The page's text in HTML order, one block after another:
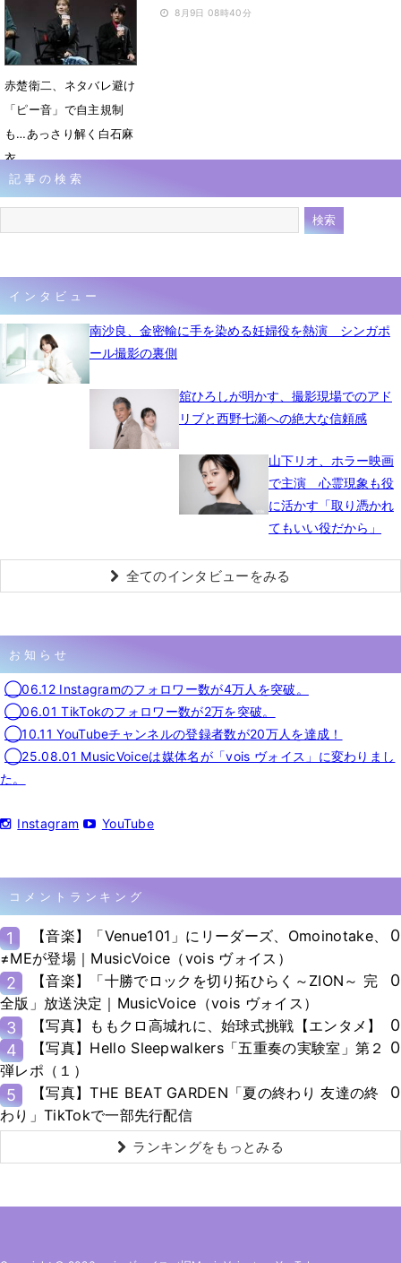
公開
7月11日 17時54分
8月9日 08時40分
赤楚衛二、ネタバレ避け
「ピー音」で自主規制
も…あっさり解く白石麻
衣
8月2日 08時01分
記事の検索
インタビュー
南沙良、金密輸に手を染める妊婦役を熱演 シンガポ
ール撮影の裏側
舘ひろしが明かす、撮影現場でのアド
リブと西野七瀬への絶大な信頼感
山下リオ、ホラー映画
で主演 心霊現象も役
に活かす「取り憑かれ
てもいい役だから」
全てのインタビューをみる
お知らせ
◯06.12 Instagramのフォロワー数が4万人を突破。
◯06.01 TikTokのフォロワー数が2万を突破。
◯10.11 YouTubeチャンネルの登録者数が20万人を達成！
◯25.08.01 MusicVoiceは媒体名が「vois ヴォイス」に変わりまし
た。
Instagram YouTube
コメントランキング
1
【音楽】「Venue101」にリーダーズ、Omoinotake、
≠MEが登場｜MusicVoice（vois ヴォイス）
0
2
【音楽】「十勝でロックを切り拓ひらく～ZION～ 完
全版」放送決定｜MusicVoice（vois ヴォイス）
0
3 【写真】ももクロ高城れに、始球式挑戦【エンタメ】
0
4
【写真】Hello Sleepwalkers「五重奏の実験室」第２
弾レポ（１）
0
5
【写真】THE BEAT GARDEN「夏の終わり 友達の終
わり」TikTokで一部先行配信
0
ランキングをもっとみる